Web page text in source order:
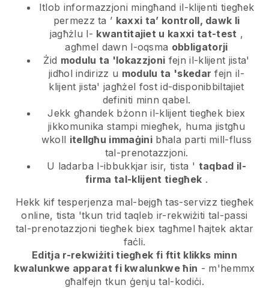
Itlob informazzjoni mingħand il-klijenti tiegħek
permezz ta ’ kaxxi ta’ kontroll, dawk li
jagħżlu l- kwantitajiet u kaxxi tat-test ,
agħmel dawn l-oqsma obbligatorji
Żid modulu ta 'lokazzjoni fejn il-klijent jista'
jidħol indirizz u modulu ta 'skedar fejn il-
klijent jista' jagħżel fost id-disponibbiltajiet
definiti minn qabel.
Jekk għandek bżonn il-klijent tiegħek biex
jikkomunika stampi miegħek, huma jistgħu
wkoll itellgħu immaġini bħala parti mill-fluss
tal-prenotazzjoni.
U ladarba l-ibbukkjar isir, tista ' taqbad il-
firma tal-klijent tiegħek .
Hekk kif tesperjenza mal-bejgħ tas-servizz tiegħek
online, tista 'tkun trid taqleb ir-rekwiżiti tal-passi
tal-prenotazzjoni tiegħek biex tagħmel ħajtek aktar
faċli.
Editja r-rekwiżiti tiegħek fi ftit klikks minn
kwalunkwe apparat fi kwalunkwe ħin - m'hemmx
għalfejn tkun ġenju tal-kodiċi.